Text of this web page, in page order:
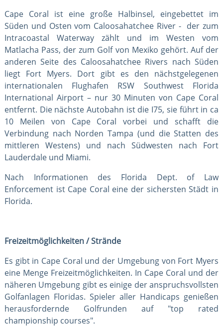
Cape Coral ist eine große Halbinsel, eingebettet im
Süden und Osten vom Caloosahatchee River - der zum
Intracoastal Waterway zählt und im Westen vom
Matlacha Pass, der zum Golf von Mexiko gehört. Auf der
anderen Seite des Caloosahatchee Rivers nach Süden
liegt Fort Myers. Dort gibt es den nächstgelegenen
internationalen Flughafen RSW Southwest Florida
International Airport – nur 30 Minuten von Cape Coral
entfernt. Die nächste Autobahn ist die I75, sie führt in ca
10 Meilen von Cape Coral vorbei und schafft die
Verbindung nach Norden Tampa (und die Statten des
mittleren Westens) und nach Südwesten nach Fort
Lauderdale und Miami.
Nach Informationen des Florida Dept. of Law
Enforcement ist Cape Coral eine der sichersten Städt in
Florida.
Freizeitmöglichkeiten / Strände
Es gibt in Cape Coral und der Umgebung von Fort Myers
eine Menge Freizeitmöglichkeiten. In Cape Coral und der
näheren Umgebung gibt es einige der anspruchsvollsten
Golfanlagen Floridas. Spieler aller Handicaps genießen
herausfordernde Golfrunden auf "top rated
championship courses".